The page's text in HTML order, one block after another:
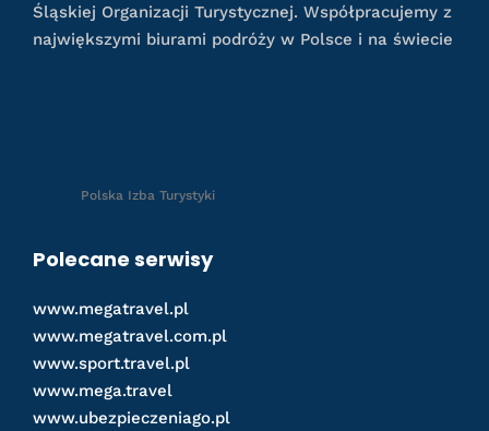
Śląskiej Organizacji Turystycznej. Współpracujemy z
największymi biurami podróży w Polsce i na świecie
Polska Izba Turystyki
Polecane serwisy
www.megatravel.pl
www.megatravel.com.pl
www.sport.travel.pl
www.mega.travel
www.ubezpieczeniago.pl